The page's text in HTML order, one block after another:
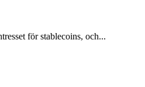
för stablecoins, och...